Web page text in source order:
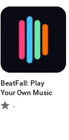
BeatFall: Play
Your Own Music
-